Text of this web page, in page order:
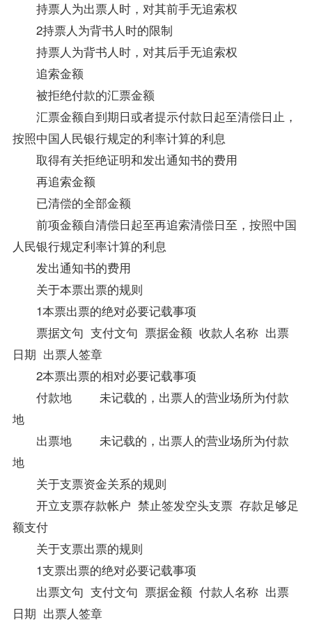
持票人为出票人时，对其前手无追索权
2持票人为背书人时的限制
持票人为背书人时，对其后手无追索权
追索金额
被拒绝付款的汇票金额
汇票金额自到期日或者提示付款日起至清偿日止，
按照中国人民银行规定的利率计算的利息
取得有关拒绝证明和发出通知书的费用
再追索金额
已清偿的全部金额
前项金额自清偿日起至再追索清偿日至，按照中国
人民银行规定利率计算的利息
发出通知书的费用
关于本票出票的规则
1本票出票的绝对必要记载事项
票据文句 支付文句 票据金额 收款人名称 出票
日期 出票人签章
2本票出票的相对必要记载事项
付款地 未记载的，出票人的营业场所为付款
地
出票地 未记载的，出票人的营业场所为付款
地
关于支票资金关系的规则
开立支票存款帐户 禁止签发空头支票 存款足够足
额支付
关于支票出票的规则
1支票出票的绝对必要记载事项
出票文句 支付文句 票据金额 付款人名称 出票
日期 出票人签章